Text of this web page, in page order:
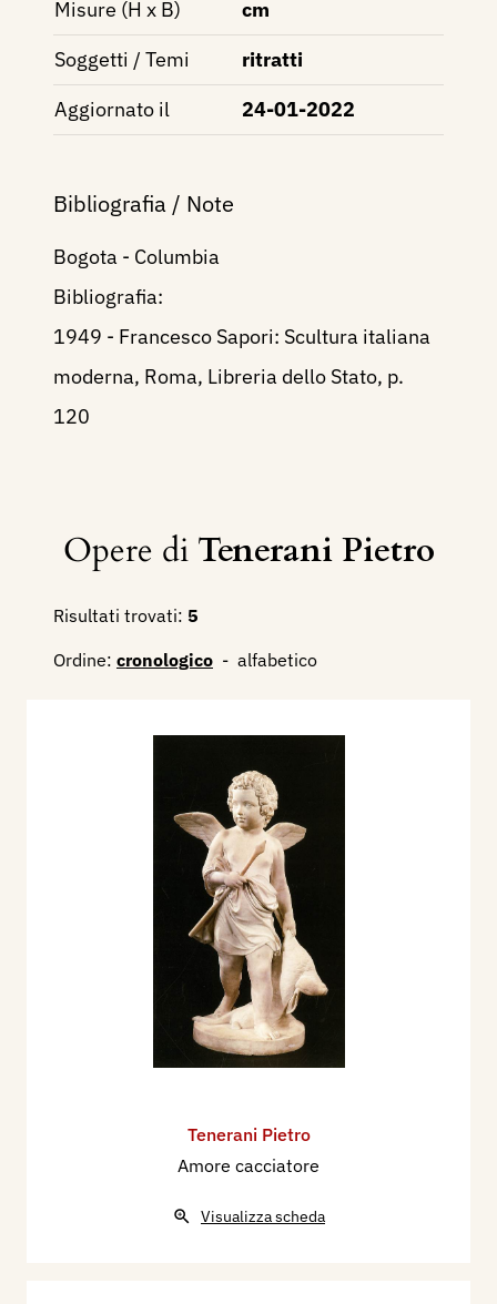
Misure (H x B)
cm
Soggetti / Temi
ritratti
Aggiornato il
24-01-2022
Bibliografia / Note
Bogota - Columbia
Bibliografia:
1949 - Francesco Sapori: Scultura italiana
moderna, Roma, Libreria dello Stato, p.
120
Opere di Tenerani Pietro
Risultati trovati: 5
Ordine: cronologico - alfabetico
Tenerani Pietro
Amore cacciatore
Visualizza scheda